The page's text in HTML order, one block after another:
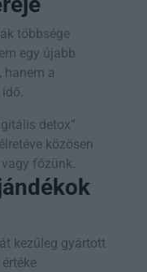
többsége
egy újabb
hanem a
detox”
közösen
főzünk.
kezűleg gyártott